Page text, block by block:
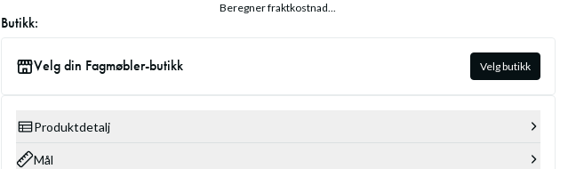
Beregner fraktkostnad...
Butikk:
Velg din Fagmøbler-butikk Velg butikk
Produktdetalj
Mål